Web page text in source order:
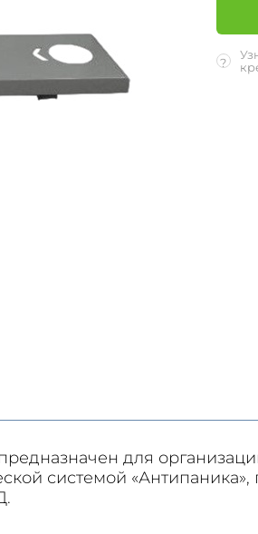
?
для
системой